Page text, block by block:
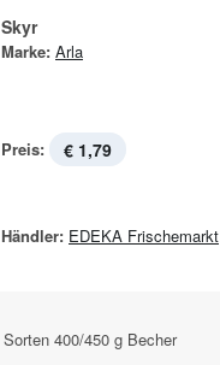
Skyr
Marke: Arla
Preis: € 1,79
Händler: EDEKA Frischemarkt
400/450 g Becher